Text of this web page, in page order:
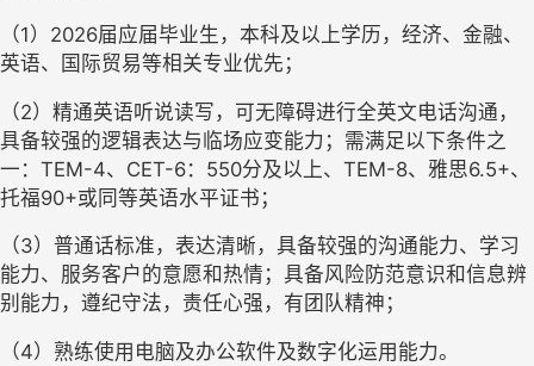
（1）2026届应届毕业生，本科及以上学历，经济、金融、
英语、国际贸易等相关专业优先；
（2）精通英语听说读写，可无障碍进行全英文电话沟通，
具备较强的逻辑表达与临场应变能力；需满足以下条件之
一：TEM-4、CET-6：550分及以上、TEM-8、雅思6.5+、
托福90+或同等英语水平证书；
（3）普通话标准，表达清晰，具备较强的沟通能力、学习
能力、服务客户的意愿和热情；具备风险防范意识和信息辨
别能力，遵纪守法，责任心强，有团队精神；
（4）熟练使用电脑及办公软件及数字化运用能力。